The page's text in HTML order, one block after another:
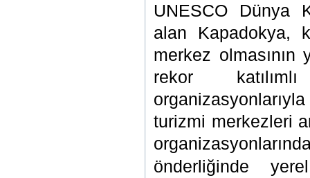
UNESCO Dünya
alan Kapadokya,
merkez olmasının
rekor
turizmi merkezleri
önderliğinde